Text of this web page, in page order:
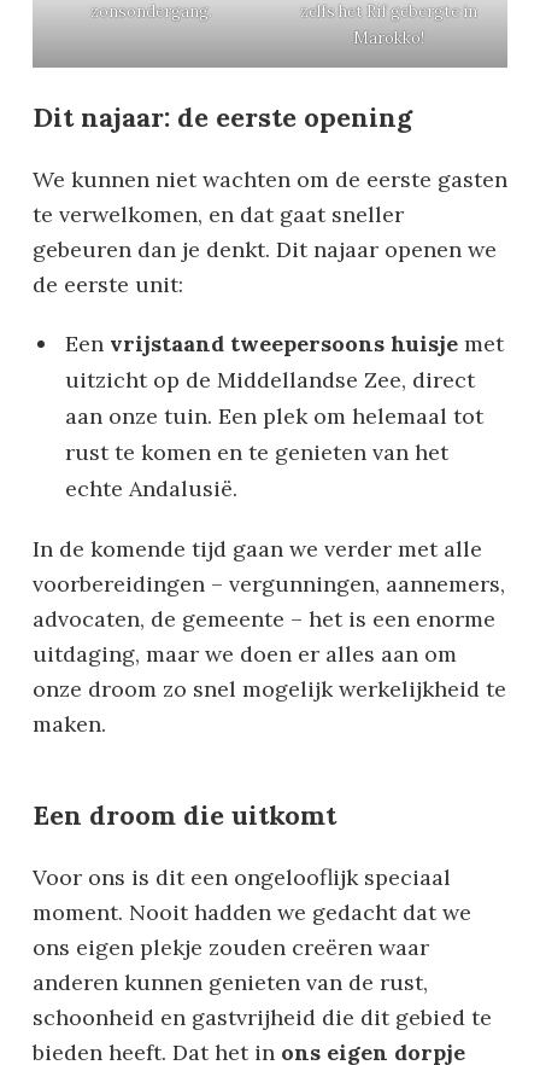
zonsondergang.
zelfs het Rif gebergte in
Marokko!
Dit najaar: de eerste opening
We kunnen niet wachten om de eerste gasten
te verwelkomen, en dat gaat sneller
gebeuren dan je denkt. Dit najaar openen we
de eerste unit:
Een vrijstaand tweepersoons huisjemet
uitzicht op de Middellandse Zee, direct
aan onze tuin. Een plek om helemaal tot
rust te komen en te genieten van het
echte Andalusië.
In de komende tijd gaan we verder met alle
voorbereidingen – vergunningen, aannemers,
advocaten, de gemeente – het is een enorme
uitdaging, maar we doen er alles aan om
onze droom zo snel mogelijk werkelijkheid te
maken.
Een droom die uitkomt
Voor ons is dit een ongelooflijk speciaal
moment. Nooit hadden we gedacht dat we
ons eigen plekje zouden creëren waar
anderen kunnen genieten van de rust,
schoonheid en gastvrijheid die dit gebied te
bieden heeft. Dat het in ons eigen dorpje